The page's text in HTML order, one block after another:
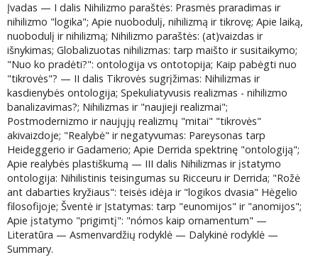
Įvadas — I dalis Nihilizmo paraštės: Prasmės praradimas ir
nihilizmo "logika"; Apie nuobodulį, nihilizmą ir tikrovę; Apie laiką,
nuobodulį ir nihilizmą; Nihilizmo paraštės: (at)vaizdas ir
išnykimas; Globalizuotas nihilizmas: tarp maišto ir susitaikymo;
"Nuo ko pradėti?": ontologija vs ontotopija; Kaip pabėgti nuo
"tikrovės"? — II dalis Tikrovės sugrįžimas: Nihilizmas ir
kasdienybės ontologija; Spekuliatyvusis realizmas - nihilizmo
banalizavimas?; Nihilizmas ir "naujieji realizmai";
Postmodernizmo ir naujųjų realizmų "mitai" "tikrovės"
akivaizdoje; "Realybė" ir negatyvumas: Pareysonas tarp
Heideggerio ir Gadamerio; Apie Derrida spektrinę "ontologiją";
Apie realybės plastiškumą — III dalis Nihilizmas ir įstatymo
ontologija: Nihilistinis teisingumas su Ricceuru ir Derrida; "Rožė
ant dabarties kryžiaus": teisės idėja ir "logikos dvasia" Hėgelio
filosofijoje; Šventė ir Įstatymas: tarp "eunomijos" ir "anomijos";
Apie įstatymo "prigimtį": "nómos kaip ornamentum" —
Literatūra — Asmenvardžių rodyklė — Dalykinė rodyklė —
Summary.